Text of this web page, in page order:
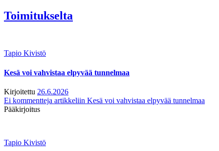
Toimitukselta
Tapio Kivistö
Kesä voi vahvistaa elpyvää tunnelmaa
Kirjoitettu 26.6.2026
Ei kommentteja artikkeliin Kesä voi vahvistaa elpyvää tunnelmaa
Pääkirjoitus
Tapio Kivistö